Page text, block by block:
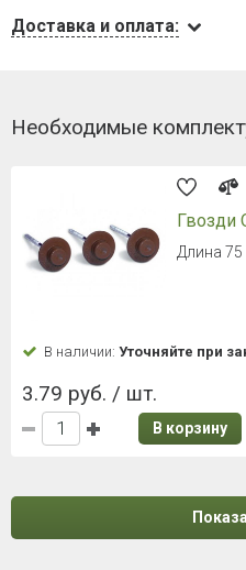
Доставка и оплата:
Необходимые
Гвозди
Длина
В наличии: Уточняйте при
3.79 руб. / шт.
В корзину